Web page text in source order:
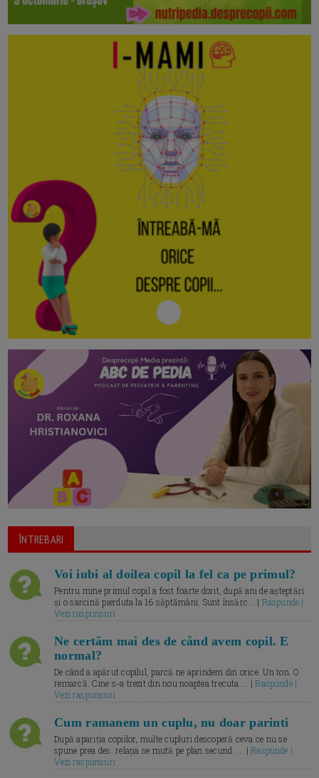
ÎNTREBARI
Voi iubi al doilea copil la fel ca pe primul?
Pentru mine primul copil a fost foarte dorit, după ani de așteptări
și o sarcină pierduta la 16 săptămâni. Sunt însărc... | Raspunde |
Vezi raspunsuri
Ne certăm mai des de când avem copil. E
normal?
De când a apărut copilul, parcă ne aprindem din orice. Un ton. O
remarcă. Cine s-a trezit din nou noaptea trecuta.... |Raspunde |
Vezi raspunsuri
Cum ramanem un cuplu, nu doar parinti
După apariția copiilor, multe cupluri descoperă ceva ce nu se
spune prea des: relația se mută pe plan secund. ... |Raspunde |
Vezi raspunsuri